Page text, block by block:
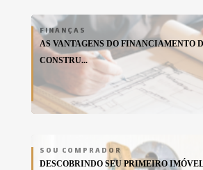
FINANÇAS
AS VANTAGENS DO FINANCIAMENTO
CONSTRU...
SOU COMPRADOR
DESCOBRINDO SEU PRIMEIRO